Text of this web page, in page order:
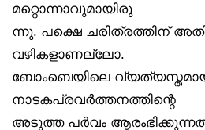
മറ്റൊന്നാവുമായിരു
ന്നു. പക്ഷെ ചരിത്രത്തിന്
വഴികളാണല്ലോ.
ബോംബെയിലെ
നാടകപ്രവർത്തനത്തിന്റെ
അടുത്ത പർവം